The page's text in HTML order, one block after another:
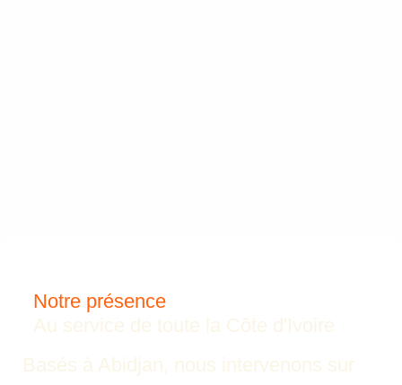
Notre présence
Au service de toute la Côte d'Ivoire
Basés à Abidjan, nous intervenons sur